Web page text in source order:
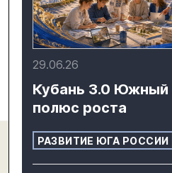
29.06.26
Кубань 3.0 Южный
полюс роста
РАЗВИТИЕ ЮГА РОССИИ